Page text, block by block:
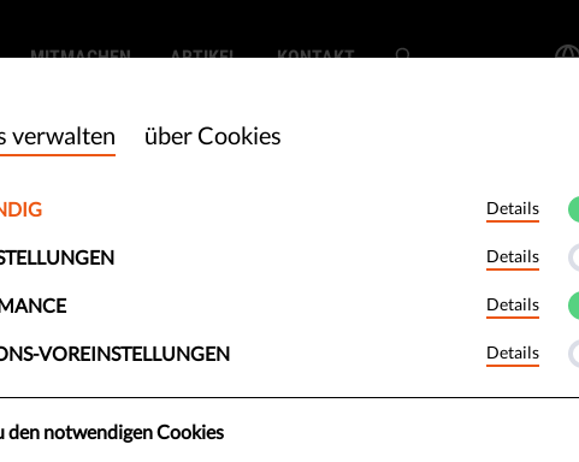
MITMACHEN ARTIKEL KONTAKT
die
und am
verwalten über Cookies
Details
Details
Details
VOREINSTELLUNGEN Details
den notwendigen Cookies